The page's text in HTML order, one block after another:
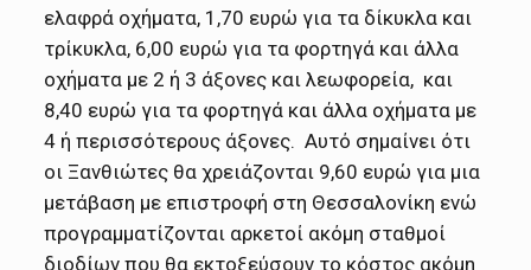
ελαφρά οχήματα, 1,70 ευρώ για τα δίκυκλα και
τρίκυκλα, 6,00 ευρώ για τα φορτηγά και άλλα
οχήματα με 2 ή 3 άξονες και λεωφορεία, και
8,40 ευρώ για τα φορτηγά και άλλα οχήματα με
4 ή περισσότερους άξονες. Αυτό σημαίνει ότι
οι Ξανθιώτες θα χρειάζονται 9,60 ευρώ για μια
μετάβαση με επιστροφή στη Θεσσαλονίκη ενώ
προγραμματίζονται αρκετοί ακόμη σταθμοί
διοδίων που θα εκτοξεύσουν το κόστος ακόμη